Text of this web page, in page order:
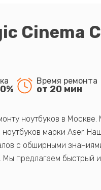
Cinema
Время ремонта
от 20 мин
ноутбуков в Москве.
марки Aser.
с обширными
Мы предлагаем быстрый и
оригинальных